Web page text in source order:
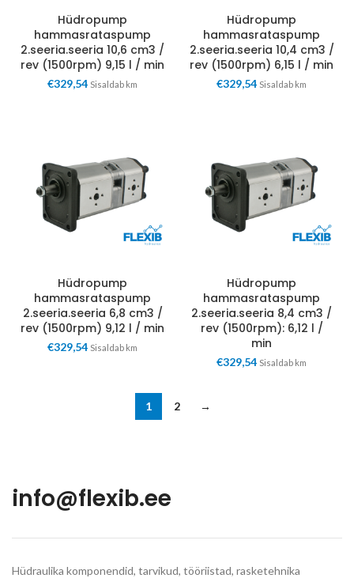
Hüdropump
hammasrataspump
2.seeria.seeria 10,6 cm3 /
rev (1500rpm) 9,15 l / min
€329,54 Sisaldab km
Hüdropump
hammasrataspump
2.seeria.seeria 10,4 cm3 /
rev (1500rpm) 6,15 l / min
€329,54 Sisaldab km
Hüdropump
hammasrataspump
2.seeria.seeria 6,8 cm3 /
rev (1500rpm) 9,12 l / min
€329,54 Sisaldab km
Hüdropump
hammasrataspump
2.seeria.seeria 8,4 cm3 /
rev (1500rpm): 6,12 l /
min
€329,54 Sisaldab km
1 2 →
info@flexib.ee
Hüdraulika komponendid, tarvikud, tööriistad, rasketehnika